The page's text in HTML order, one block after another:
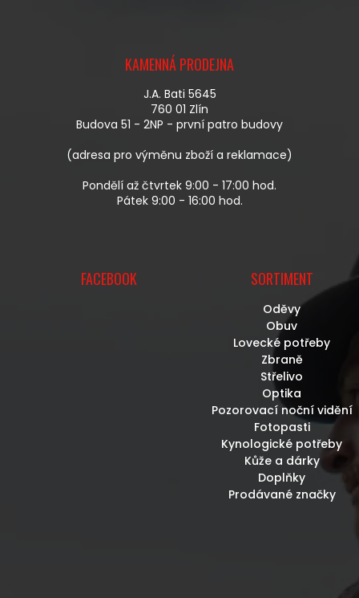
KAMENNÁ PRODEJNA
J.A. Bati 5645
760 01 Zlín
Budova 51 - 2NP - první patro budovy
(adresa pro výměnu zboží a reklamace)
Pondělí až čtvrtek 9:00 - 17:00 hod.
Pátek 9:00 - 16:00 hod.
FACEBOOK SORTIMENT
Oděvy
Obuv
Lovecké potřeby
Zbraně
Střelivo
Optika
Pozorovací noční vidění
Fotopasti
Kynologické potřeby
Kůže a dárky
Doplňky
Prodávané značky